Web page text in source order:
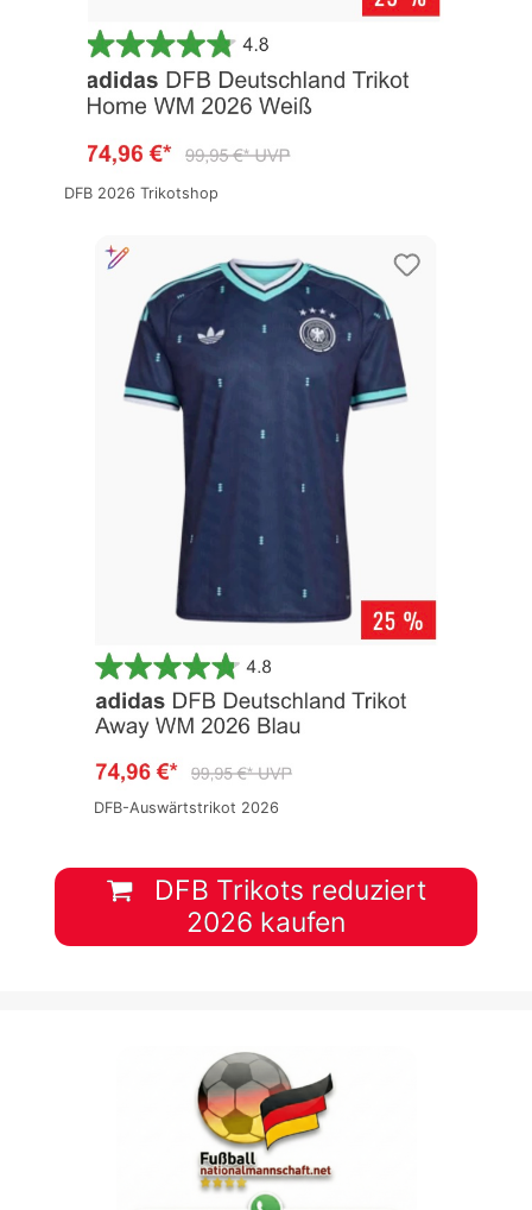
DFB 2026 Trikotshop
DFB-Auswärtstrikot 2026
DFB Trikots reduziert
2026 kaufen